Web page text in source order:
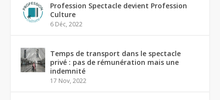
Profession Spectacle devient Profession
Culture
6 Déc, 2022
Temps de transport dans le spectacle
privé : pas de rémunération mais une
indemnité
17 Nov, 2022